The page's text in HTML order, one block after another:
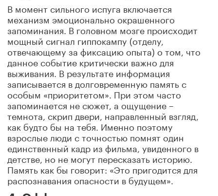
В момент сильного испуга включается
механизм эмоционально окрашенного
запоминания. В головном мозге происходит
мощный сигнал гиппокампу (отделу,
отвечающему за фиксацию опыта) о том, что
данное событие критически важно для
выживания. В результате информация
записывается в долговременную память с
особым «приоритетом». При этом часто
запоминается не сюжет, а ощущение –
темнота, скрип двери, направленный взгляд,
как будто бы на тебя. Именно поэтому
взрослые люди с точностью помнят один
единственный кадр из фильма, увиденного в
детстве, но не могут пересказать историю.
Память как бы говорит: «Это пригодится для
распознавания опасности в будущем».